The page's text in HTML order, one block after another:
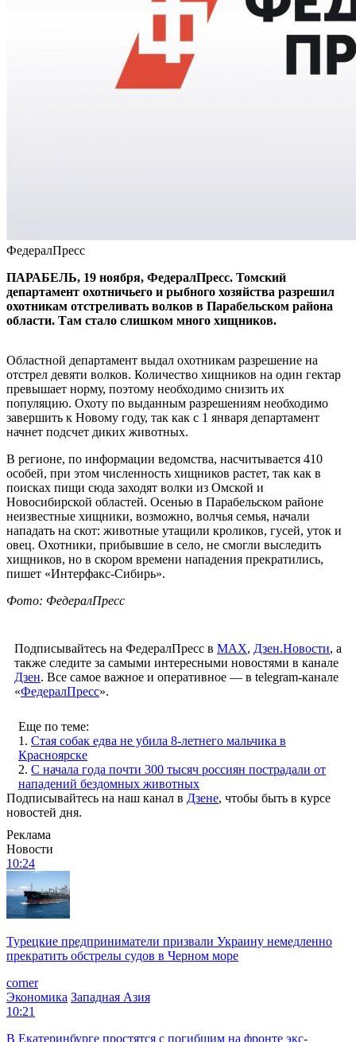
ФедералПресс
ПАРАБЕЛЬ, 19 ноября, ФедералПресс. Томский
департамент охотничьего и рыбного хозяйства разрешил
охотникам отстреливать волков в Парабельском района
области. Там стало слишком много хищников.
Областной департамент выдал охотникам разрешение на
отстрел девяти волков. Количество хищников на один гектар
превышает норму, поэтому необходимо снизить их
популяцию. Охоту по выданным разрешениям необходимо
завершить к Новому году, так как с 1 января департамент
начнет подсчет диких животных.
В регионе, по информации ведомства, насчитывается 410
особей, при этом численность хищников растет, так как в
поисках пищи сюда заходят волки из Омской и
Новосибирской областей. Осенью в Парабельском районе
неизвестные хищники, возможно, волчья семья, начали
нападать на скот: животные утащили кроликов, гусей, уток и
овец. Охотники, прибывшие в село, не смогли выследить
хищников, но в скором времени нападения прекратились,
пишет «Интерфакс-Сибирь».
Фото: ФедералПресс
Подписывайтесь на ФедералПресс в МАХ, Дзен.Новости, а
также следите за самыми интересными новостями в канале
Дзен. Все самое важное и оперативное — в telegram-канале
«ФедералПресс».
Еще по теме:
1. Стая собак едва не убила 8-летнего мальчика в
Красноярске
2. С начала года почти 300 тысяч россиян пострадали от
нападений бездомных животных
Подписывайтесь на наш канал в Дзене, чтобы быть в курсе
новостей дня.
Реклама
Новости
10:24
Турецкие предприниматели призвали Украину немедленно
прекратить обстрелы судов в Черном море
corner
Экономика Западная Азия
10:21
В Екатеринбурге простятся с погибшим на фронте экс-